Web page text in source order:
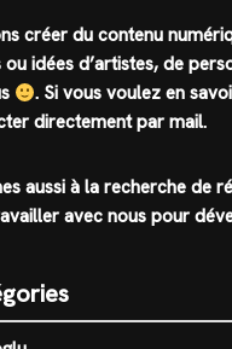
créer du contenu
ou idées d’artistes, de
. Si vous voulez en
directement par mail.
aussi à la recherche de
avec nous pour